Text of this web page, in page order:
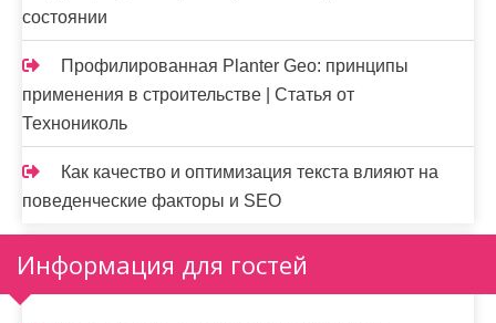
состоянии
Профилированная Planter Geo: принципы
применения в строительстве | Статья от
Технониколь
Как качество и оптимизация текста влияют на
поведенческие факторы и SEO
Информация для гостей